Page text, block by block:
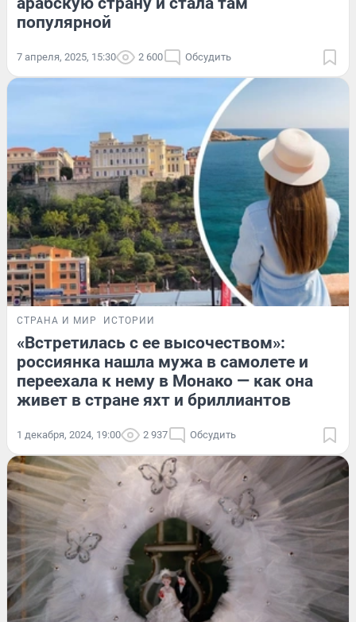
популярной
7 апреля, 2025, 15:30 2 600 Обсудить
СТРАНА И МИР ИСТОРИИ
«Встретилась с ее высочеством»:
россиянка нашла мужа в самолете и
переехала к нему в Монако — как она
живет в стране яхт и бриллиантов
1 декабря, 2024, 19:00 2 937 Обсудить